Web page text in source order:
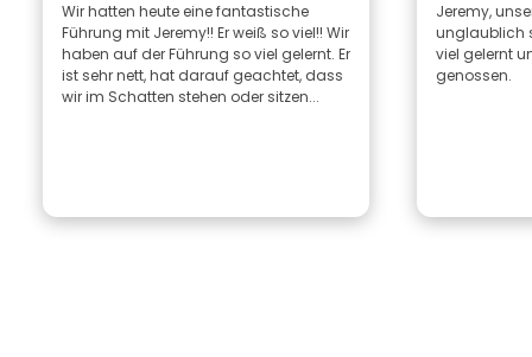
Wir hatten heute eine fantastische
Führung mit Jeremy!! Er weiß so viel!! Wir
haben auf der Führung so viel gelernt. Er
ist sehr nett, hat darauf geachtet, dass
wir im Schatten stehen oder sitzen...
Jeremy,
unglaublich
viel gelernt
genossen.